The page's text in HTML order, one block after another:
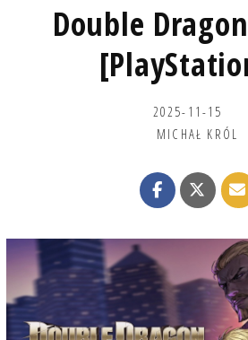
Double
2025-11-15
MICHAŁ KRÓL